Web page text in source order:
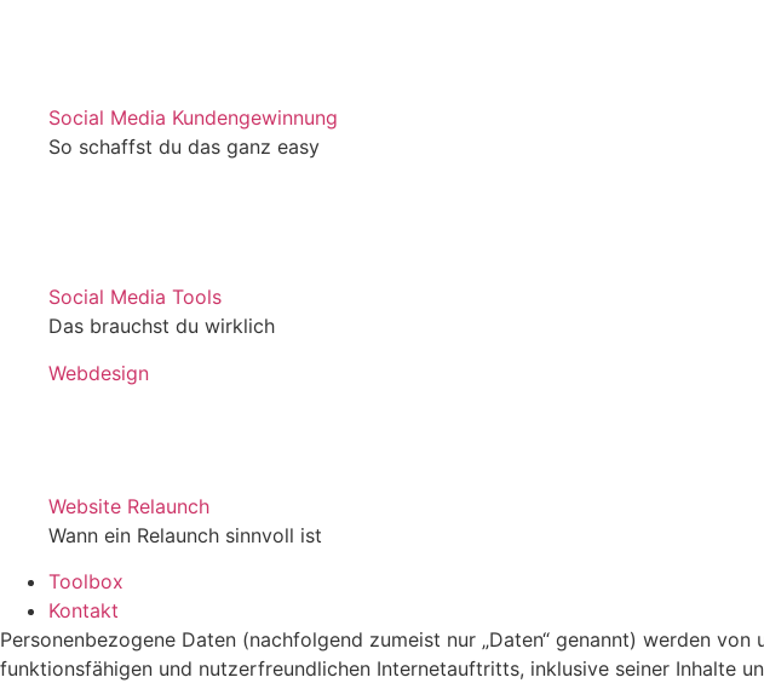
Social Media Kundengewinnung
So schaffst du das ganz easy
Social Media Tools
Das brauchst du wirklich
Webdesign
Website Relaunch
Wann ein Relaunch sinnvoll ist
Toolbox
Kontakt
Personenbezogene Daten (nachfolgend zumeist nur „Daten“ genannt) werden
funktionsfähigen und nutzerfreundlichen Internetauftritts, inklusive seiner Inhalte